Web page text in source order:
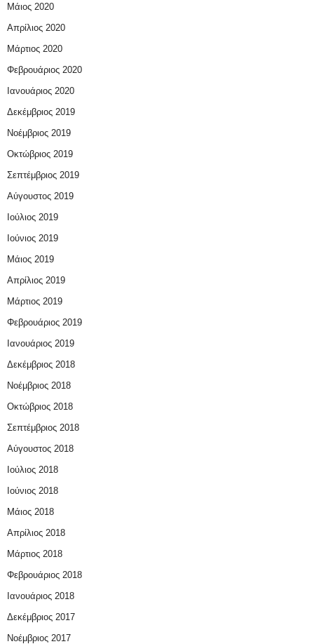
Μάιος 2020
Απρίλιος 2020
Μάρτιος 2020
Φεβρουάριος 2020
Ιανουάριος 2020
Δεκέμβριος 2019
Νοέμβριος 2019
Οκτώβριος 2019
Σεπτέμβριος 2019
Αύγουστος 2019
Ιούλιος 2019
Ιούνιος 2019
Μάιος 2019
Απρίλιος 2019
Μάρτιος 2019
Φεβρουάριος 2019
Ιανουάριος 2019
Δεκέμβριος 2018
Νοέμβριος 2018
Οκτώβριος 2018
Σεπτέμβριος 2018
Αύγουστος 2018
Ιούλιος 2018
Ιούνιος 2018
Μάιος 2018
Απρίλιος 2018
Μάρτιος 2018
Φεβρουάριος 2018
Ιανουάριος 2018
Δεκέμβριος 2017
Νοέμβριος 2017